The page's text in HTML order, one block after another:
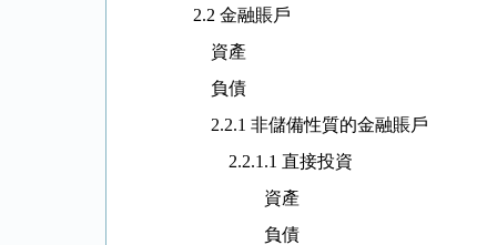
2.2 金融賬戶
資產
負債
2.2.1 非儲備性質的金融賬戶
2.2.1.1 直接投資
資產
負債